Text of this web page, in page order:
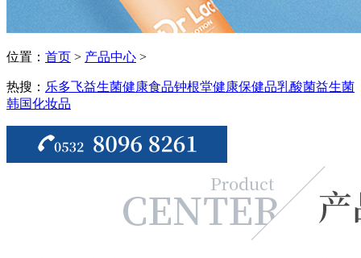
位置： 首页 > 产品中心 >
热搜： 乐多飞益生菌健康食品钟根堂健康保健品乳酸菌益生菌
韩国化妆品